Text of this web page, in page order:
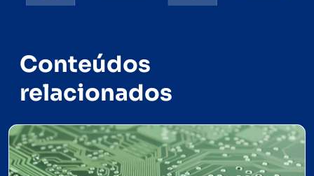
Conteúdos
relacionados